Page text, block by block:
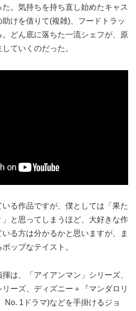
。気持ちを持ち直し始めたキャス
けを借りて(複雑)、フードトラッ
どん底に落ちた一流シェフが、原
ていくのだった。
る作品ですが、僕としては「果た
」と思ってしまうほど、大好きな作
る方は分かるかと思いますが、ま
ップなテイスト。
は、「アイアンマン」シリーズ、
リーズ、ディズニー＋『マンダロリ
No. 1ドラマ)などを手掛けるジョ